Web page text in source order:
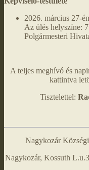
2026. március 27-
Az ülés helyszíne:
Polgármesteri
A teljes meghívó és
kattintva
Tisztelettel:
Nagykozár
Nagykozár, Kossuth